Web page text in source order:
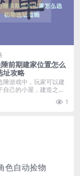
前期建家位置怎么
址攻略
陲游戏中，玩家可以建
自己的小屋，建造之前
重要，那...
1
色自动捡物